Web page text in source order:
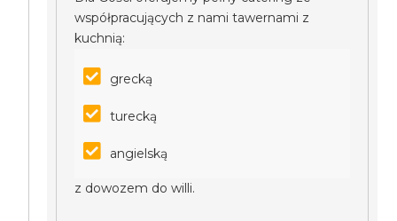
współpracujących z nami tawernami z
kuchnią:
grecką
turecką
angielską
z dowozem do willi.